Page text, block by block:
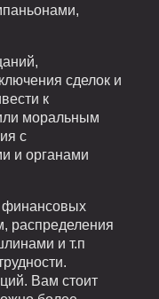
сделок и
к
моральным
с
и органами
финансовых
распределения
и т.п
Вам стоит